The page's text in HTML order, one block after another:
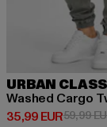
URBAN
Washed Cargo
35,99 EUR
Derzeitiger Preis:
59,99